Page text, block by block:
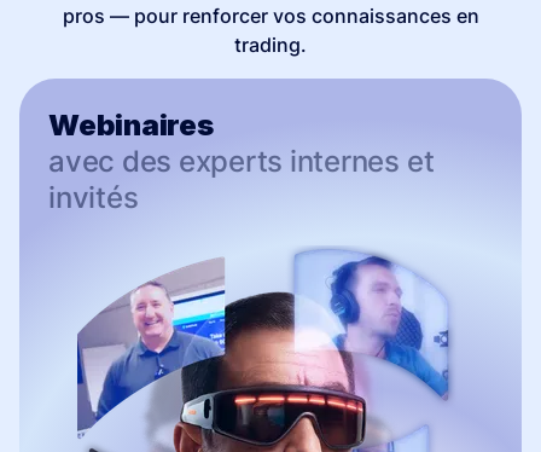
pros — pour renforcer vos connaissances en
trading.
Webinaires
avec des experts internes et
invités